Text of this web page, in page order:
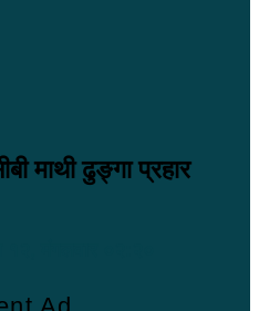
माथी ढुङ्गा प्रहार